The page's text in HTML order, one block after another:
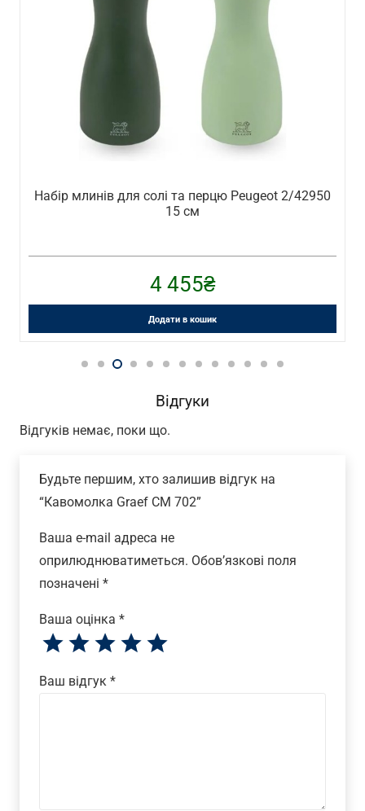
Набір млинів для солі та перцю Peugeot 2/42950
15 см
4 455₴
Додати в кошик
Відгуки
Відгуків немає, поки що.
Будьте першим, хто залишив відгук на
“Кавомолка Graef CM 702”
Ваша e-mail адреса не
оприлюднюватиметься. Обов’язкові поля
позначені *
Ваша оцінка *
Ваш відгук *